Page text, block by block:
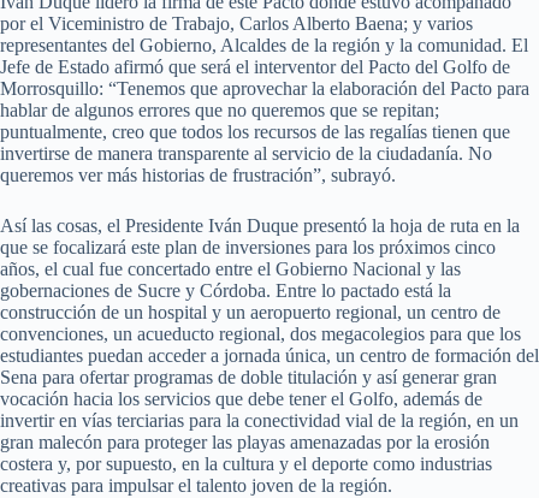
por el Viceministro de Trabajo, Carlos Alberto Baena; y varios
representantes del Gobierno, Alcaldes de la región y la comunidad. El
Jefe de Estado afirmó que será el interventor del Pacto del Golfo de
Morrosquillo: “Tenemos que aprovechar la elaboración del Pacto para
hablar de algunos errores que no queremos que se repitan;
puntualmente, creo que todos los recursos de las regalías tienen que
invertirse de manera transparente al servicio de la ciudadanía. No
queremos ver más historias de frustración”, subrayó.
Así las cosas, el Presidente Iván Duque presentó la hoja de ruta en la
que se focalizará este plan de inversiones para los próximos cinco
años, el cual fue concertado entre el Gobierno Nacional y las
gobernaciones de Sucre y Córdoba. Entre lo pactado está la
construcción de un hospital y un aeropuerto regional, un centro de
convenciones, un acueducto regional, dos megacolegios para que los
estudiantes puedan acceder a jornada única, un centro de formación del
Sena para ofertar programas de doble titulación y así generar gran
vocación hacia los servicios que debe tener el Golfo, además de
invertir en vías terciarias para la conectividad vial de la región, en un
gran malecón para proteger las playas amenazadas por la erosión
costera y, por supuesto, en la cultura y el deporte como industrias
creativas para impulsar el talento joven de la región.